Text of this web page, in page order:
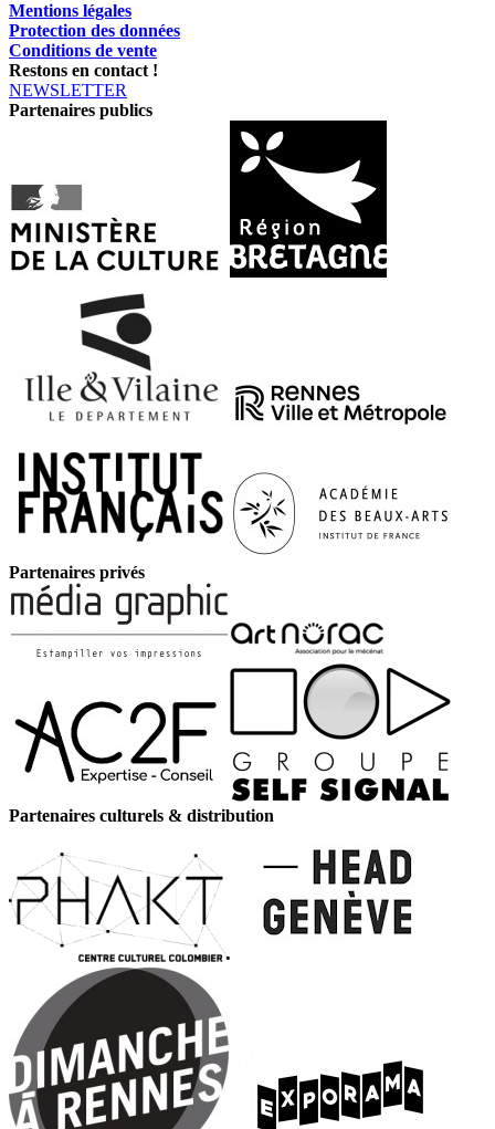
Mentions légales
Protection des données
Conditions de vente
Restons en contact !
NEWSLETTER
Partenaires publics
Partenaires privés
Partenaires culturels & distribution